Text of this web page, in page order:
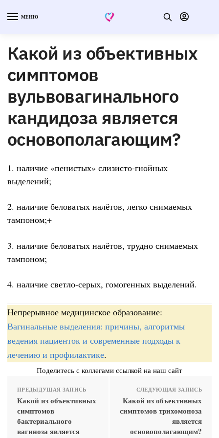
МЕНЮ
Какой из объективных
симптомов
вульвовагинального
кандидоза является
основополагающим?
1. наличие «пенистых» слизисто-гнойных
выделений;
2. наличие беловатых налётов, легко снимаемых
тампоном;+
3. наличие беловатых налётов, трудно снимаемых
тампоном;
4. наличие светло-серых, гомогенных выделений.
Непрерывное медицинское образование:
Вагинальные выделения: причины, алгоритмы
ведения пациенток и современные подходы к
лечению и профилактике.
Поделитесь с коллегами ссылкой на наш сайт
ПРЕДЫДУЩАЯ ЗАПИСЬ
Какой из объективных
симптомов
бактериального
вагиноза является
СЛЕДУЮЩАЯ ЗАПИСЬ
Какой из объективных
симптомов трихомоноза
является
основополагающим?